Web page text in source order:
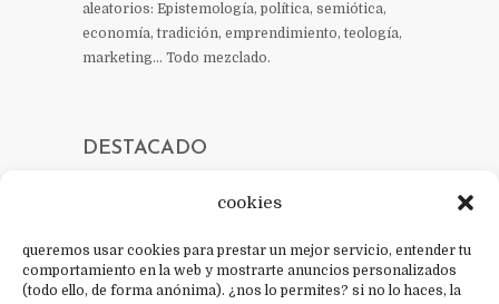
cookies
queremos usar cookies para prestar un mejor servicio, entender tu
comportamiento en la web y mostrarte anuncios personalizados
(todo ello, de forma anónima). ¿nos lo permites? si no lo haces, la
aleatorios: Epistemología, política, semiótica,
economía, tradición, emprendimiento, teología,
marketing… Todo mezclado.
DESTACADO
CONTACTO